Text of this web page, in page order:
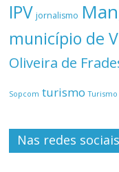
IPV jornalismo
município de
Oliveira de
Sopcom turismo
Nas redes sociais